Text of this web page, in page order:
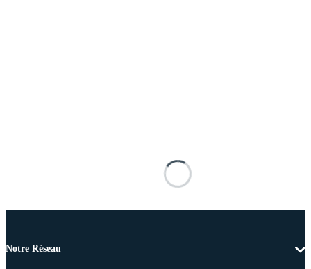
Notre Réseau